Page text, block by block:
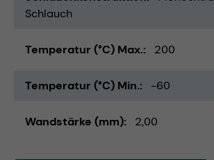
Schlauch
Temperatur (°C) Max. 200
Temperatur (°C) Min. -60
Wandstärke (mm) 2,00